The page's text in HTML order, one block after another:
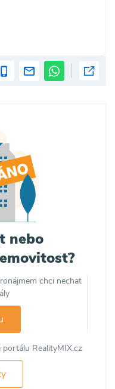
nebo
chci nechat
RealityMIX.cz